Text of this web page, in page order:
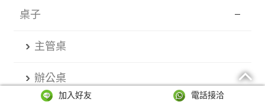
加入好友 電話接洽
桌子
主管桌
辦公桌